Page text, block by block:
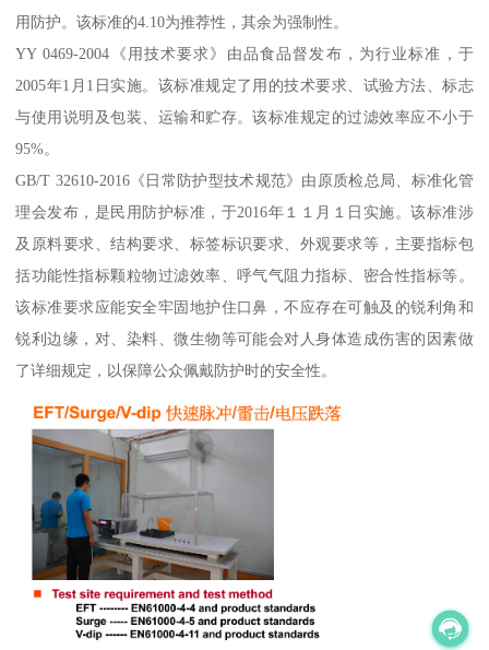
用防护。该标准的4.10为推荐性，其余为强制性。
YY 0469-2004《用技术要求》由品食品督发布，为行业标准，于
2005年1月1日实施。该标准规定了用的技术要求、试验方法、标志
与使用说明及包装、运输和贮存。该标准规定的过滤效率应不小于
95%。
GB/T 32610-2016《日常防护型技术规范》由原质检总局、标准化管
理会发布，是民用防护标准，于2016年１１月１日实施。该标准涉
及原料要求、结构要求、标签标识要求、外观要求等，主要指标包
括功能性指标颗粒物过滤效率、呼气气阻力指标、密合性指标等。
该标准要求应能安全牢固地护住口鼻，不应存在可触及的锐利角和
锐利边缘，对、染料、微生物等可能会对人身体造成伤害的因素做
了详细规定，以保障公众佩戴防护时的安全性。